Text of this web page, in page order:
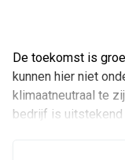
De toekomst is
kunnen hier niet
klimaatneutraal te
bedrijf is uitstekend